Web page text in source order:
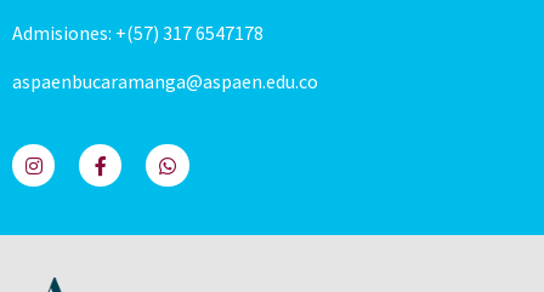
Admisiones: +(57) 317 6547178
aspaenbucaramanga@aspaen.edu.co